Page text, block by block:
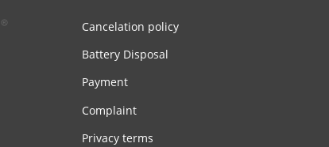
Cancelation policy
Battery Disposal
Payment
Complaint
Privacy terms